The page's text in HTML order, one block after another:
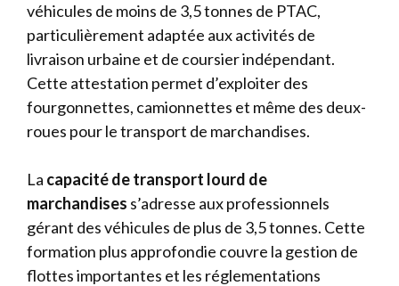
véhicules de moins de 3,5 tonnes de PTAC,
particulièrement adaptée aux activités de
livraison urbaine et de coursier indépendant.
Cette attestation permet d’exploiter des
fourgonnettes, camionnettes et même des deux-
roues pour le transport de marchandises.
La capacité de transport lourd de
marchandises s’adresse aux professionnels
gérant des véhicules de plus de 3,5 tonnes. Cette
formation plus approfondie couvre la gestion de
flottes importantes et les réglementations